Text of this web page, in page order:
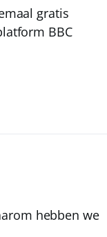
gratis
BBC
hebben we